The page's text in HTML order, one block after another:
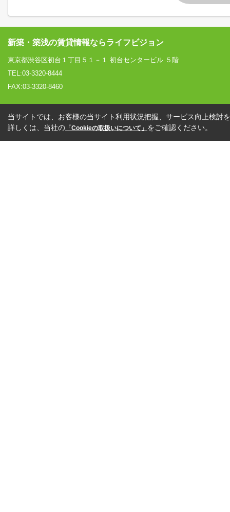
新築・築浅の賃貸情報ならライフビジョン
東京都渋谷区初台１丁目５１－１ 初台センタービル ５階
TEL:03-3320-8444
FAX:03-3320-8460
当サイトでは、お客様の当サイト利用状況把握、サービス向上検討
詳しくは、当社の 「Cookieの取扱いについて」 をご確認ください。